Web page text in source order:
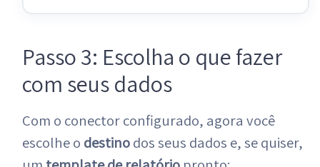
Passo 3: Escolha o que fazer
com seus dados
Com o conector configurado, agora você
escolhe o destinodos seus dados e, se quiser,